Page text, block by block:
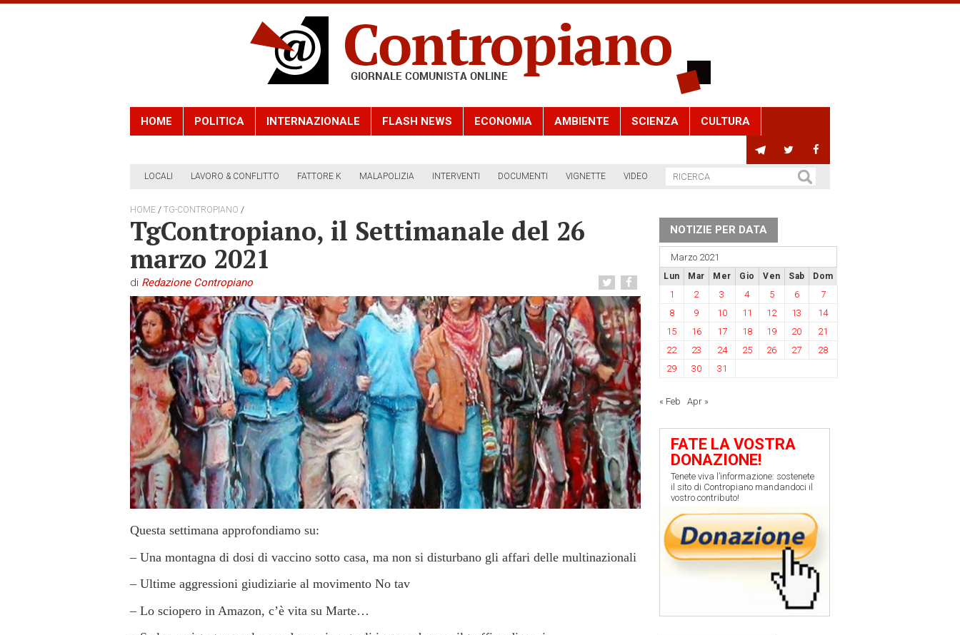
HOME POLITICA INTERNAZIONALE FLASH NEWS ECONOMIA AMBIENTE SCIENZA CULTURA
LOCALI LAVORO & CONFLITTO FATTORE K MALAPOLIZIA INTERVENTI DOCUMENTI VIGNETTE VIDEO
HOME / TG-CONTROPIANO /
TgContropiano, il Settimanale del 26
marzo 2021
di Redazione Contropiano
Questa settimana approfondiamo su:
– Una montagna di dosi di vaccino sotto casa, ma non si disturbano gli affari delle multinazionali
– Ultime aggressioni giudiziarie al movimento No tav
– Lo sciopero in Amazon, c’è vita su Marte…
NOTIZIE PER DATA
Marzo 2021
Lun Mar Mer Gio Ven Sab Dom
1 2 3 4 5 6
7
8
9 10 11 12 13
14
15
16 17 18 19 20
21
22
23 24 25 26 27
28
29
30 31
« Feb Apr »
FATE LA VOSTRA
DONAZIONE!
Tenete viva l’informazione: sostenete
il sito di Contropiano mandandoci il
vostro contributo!